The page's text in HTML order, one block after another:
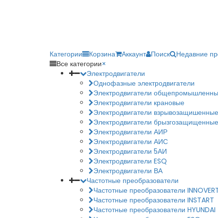
Категории Корзина Аккаунт Поиск Недавние
Все категории×
Электродвигатели
Однофазные электродвигатели
Электродвигатели
Электродвигатели крановые
Электродвигатели взрывозащишенные
Электродвигатели брызгозащищенные
Электродвигатели АИР
Электродвигатели АИС
Электродвигатели 5АИ
Электродвигатели ESQ
Электродвигатели ВА
Частотные преобразователи
Частотные преобразователи
Частотные преобразователи INSTART
Частотные преобразователи HYUNDAI